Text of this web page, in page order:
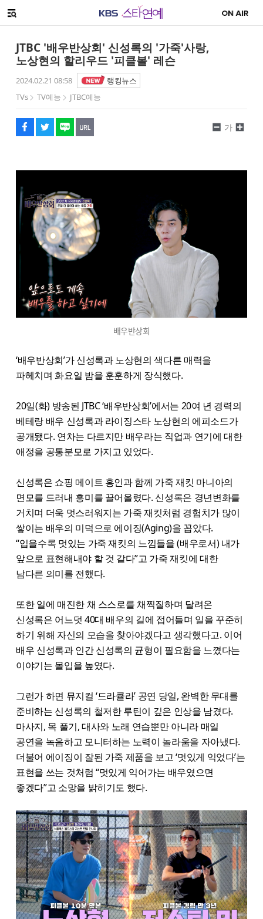
메뉴 열기
JTBC '배우반상회' 신성록의 '가죽'사랑,
노상현의 할리우드 '피클볼' 레슨
2024.02.21 08:58
랭킹뉴스
TVs
TV예능 JTBC예능
페이스북
트위터
네이버
URL복사
글씨 작게보기
가
글씨 크게보기
배우반상회
‘배우반상회’가 신성록과 노상현의 색다른 매력을
파헤치며 화요일 밤을 훈훈하게 장식했다.
20일(화) 방송된 JTBC ‘배우반상회’에서는 20여 년 경력의
베테랑 배우 신성록과 라이징스타 노상현의 에피소드가
공개됐다. 연차는 다르지만 배우라는 직업과 연기에 대한
애정을 공통분모로 가지고 있었다.
신성록은 쇼핑 메이트 홍인과 함께 가죽 재킷 마니아의
면모를 드러내 흥미를 끌어올렸다. 신성록은 경년변화를
거치며 더욱 멋스러워지는 가죽 재킷처럼 경험치가 많이
쌓이는 배우의 미덕으로 에이징(Aging)을 꼽았다.
“입을수록 멋있는 가죽 재킷의 느낌들을 (배우로서) 내가
앞으로 표현해내야 할 것 같다”고 가죽 재킷에 대한
남다른 의미를 전했다.
또한 일에 매진한 채 스스로를 채찍질하며 달려온
신성록은 어느덧 40대 배우의 길에 접어들며 일을 꾸준히
하기 위해 자신의 모습을 찾아야겠다고 생각했다고. 이어
배우 신성록과 인간 신성록의 균형이 필요함을 느꼈다는
이야기는 몰입을 높였다.
그런가 하면 뮤지컬 ‘드라큘라’ 공연 당일, 완벽한 무대를
준비하는 신성록의 철저한 루틴이 깊은 인상을 남겼다.
마사지, 목 풀기, 대사와 노래 연습뿐만 아니라 매일
공연을 녹음하고 모니터하는 노력이 놀라움을 자아냈다.
더불어 에이징이 잘된 가죽 제품을 보고 ‘멋있게 익었다’는
표현을 쓰는 것처럼 “멋있게 익어가는 배우였으면
좋겠다”고 소망을 밝히기도 했다.
해시태그